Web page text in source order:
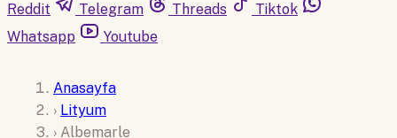
Reddit
Telegram Threads
Tiktok
Whatsapp
Youtube
Anasayfa
› Lityum
› Albemarle